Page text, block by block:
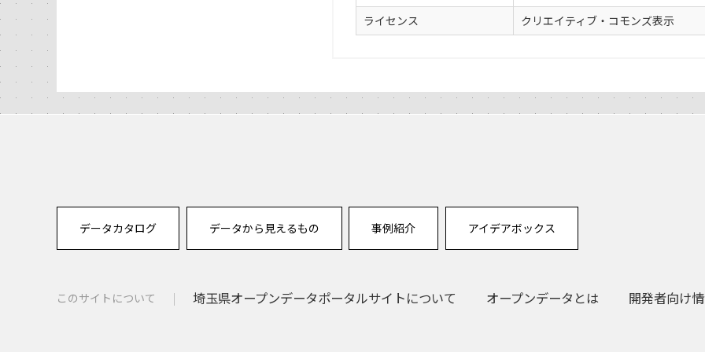
ライセンス クリエイティブ・コモンズ表示
データカタログ データから見えるもの 事例紹介 アイデアボックス
このサイトについて 埼玉県オープンデータポータルサイトについて オープンデータとは 開発者向け